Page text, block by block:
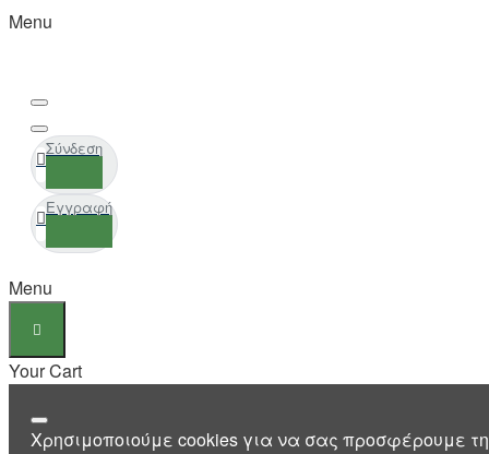
Menu
Σύνδεση
Εγγραφή
Menu
Your Cart
Χρησιμοποιούμε cookies για να σας προσφέρουμε